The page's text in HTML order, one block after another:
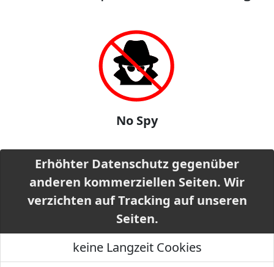
No Spy
Erhöhter Datenschutz gegenüber
anderen kommerziellen Seiten. Wir
verzichten auf Tracking auf unseren
Seiten.
keine Langzeit Cookies